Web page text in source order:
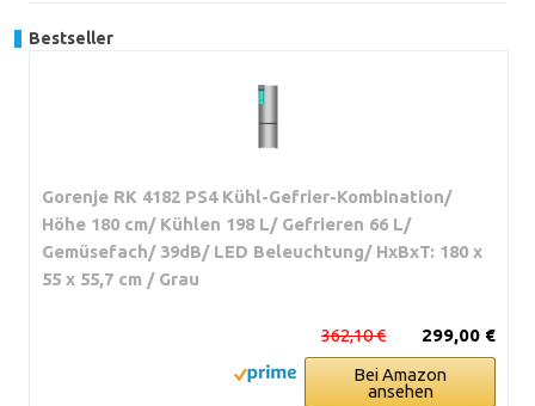
Bestseller
Gorenje RK 4182 PS4 Kühl-Gefrier-Kombination/
Höhe 180 cm/ Kühlen 198 L/ Gefrieren 66 L/
Gemüsefach/ 39dB/ LED Beleuchtung/ HxBxT: 180 x
55 x 55,7 cm / Grau
299,00 €
362,10 €
Bei Amazon
ansehen